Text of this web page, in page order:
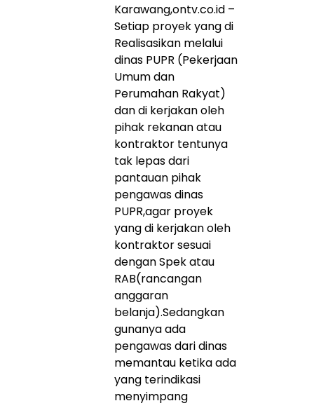
Karawang,ontv.co.id –
Setiap proyek yang di
Realisasikan melalui
dinas PUPR (Pekerjaan
Umum dan
Perumahan Rakyat)
dan di kerjakan oleh
pihak rekanan atau
kontraktor tentunya
tak lepas dari
pantauan pihak
pengawas dinas
PUPR,agar proyek
yang di kerjakan oleh
kontraktor sesuai
dengan Spek atau
RAB(rancangan
anggaran
belanja).Sedangkan
gunanya ada
pengawas dari dinas
memantau ketika ada
yang terindikasi
menyimpang